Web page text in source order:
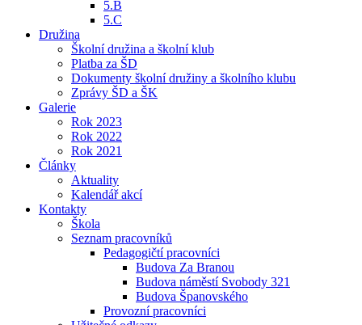
5.B
5.C
Družina
Školní družina a školní klub
Platba za ŠD
Dokumenty školní družiny a školního klubu
Zprávy ŠD a ŠK
Galerie
Rok 2023
Rok 2022
Rok 2021
Články
Aktuality
Kalendář akcí
Kontakty
Škola
Seznam pracovníků
Pedagogičtí pracovníci
Budova Za Branou
Budova náměstí Svobody 321
Budova Španovského
Provozní pracovníci